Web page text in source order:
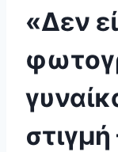
«Δεν
στιγμή